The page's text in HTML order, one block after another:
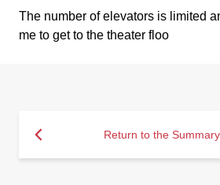
The number of elevators is limited
me to get to the theater floo
Return to the